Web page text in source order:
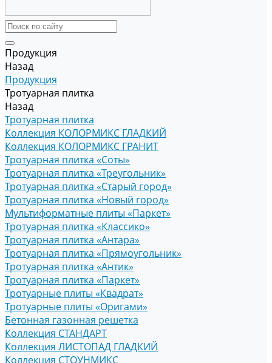
Продукция
Назад
Продукция
Тротуарная плитка
Назад
Тротуарная плитка
Коллекция КОЛОРМИКС ГЛАДКИЙ
Коллекция КОЛОРМИКС ГРАНИТ
Тротуарная плитка «Соты»
Тротуарная плитка «Треугольник»
Тротуарная плитка «Старый город»
Тротуарная плитка «Новый город»
Мультиформатные плиты «Паркет»
Тротуарная плитка «Классико»
Тротуарная плитка «Антара»
Тротуарная плитка «Прямоугольник»
Тротуарная плитка «Антик»
Тротуарная плитка «Паркет»
Тротуарные плиты «Квадрат»
Тротуарные плиты «Оригами»
Бетонная газонная решетка
Коллекция СТАНДАРТ
Коллекция ЛИСТОПАД ГЛАДКИЙ
Коллекция СТОУНМИКС